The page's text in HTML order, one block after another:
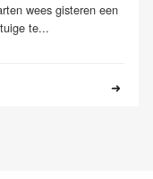
wees gisteren een
te...